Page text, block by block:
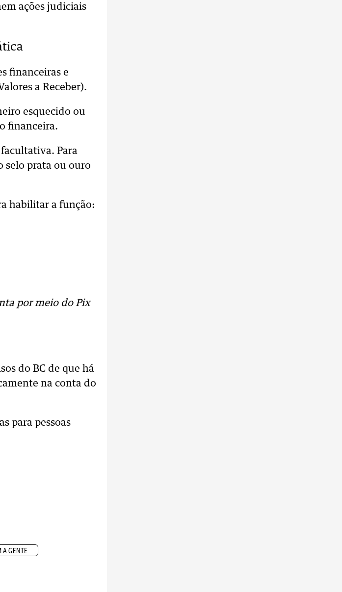
ações judiciais
financeiras e
a Receber).
esquecido ou
financeira.
Para
selo prata ou ouro
habilitar a função:
por meio do Pix
do BC de que há
na conta do
para pessoas
A GENTE